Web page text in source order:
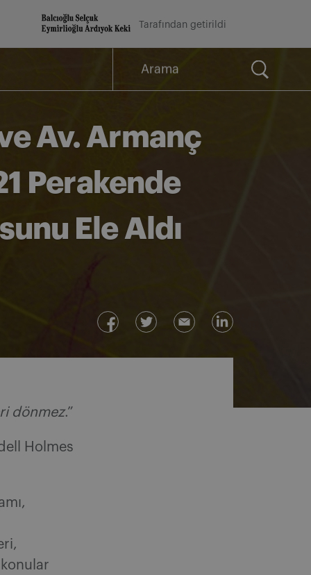
Tarafından getirildi
Av. Armanç
Perakende
Ele Aldı
dönmez.”
Holmes